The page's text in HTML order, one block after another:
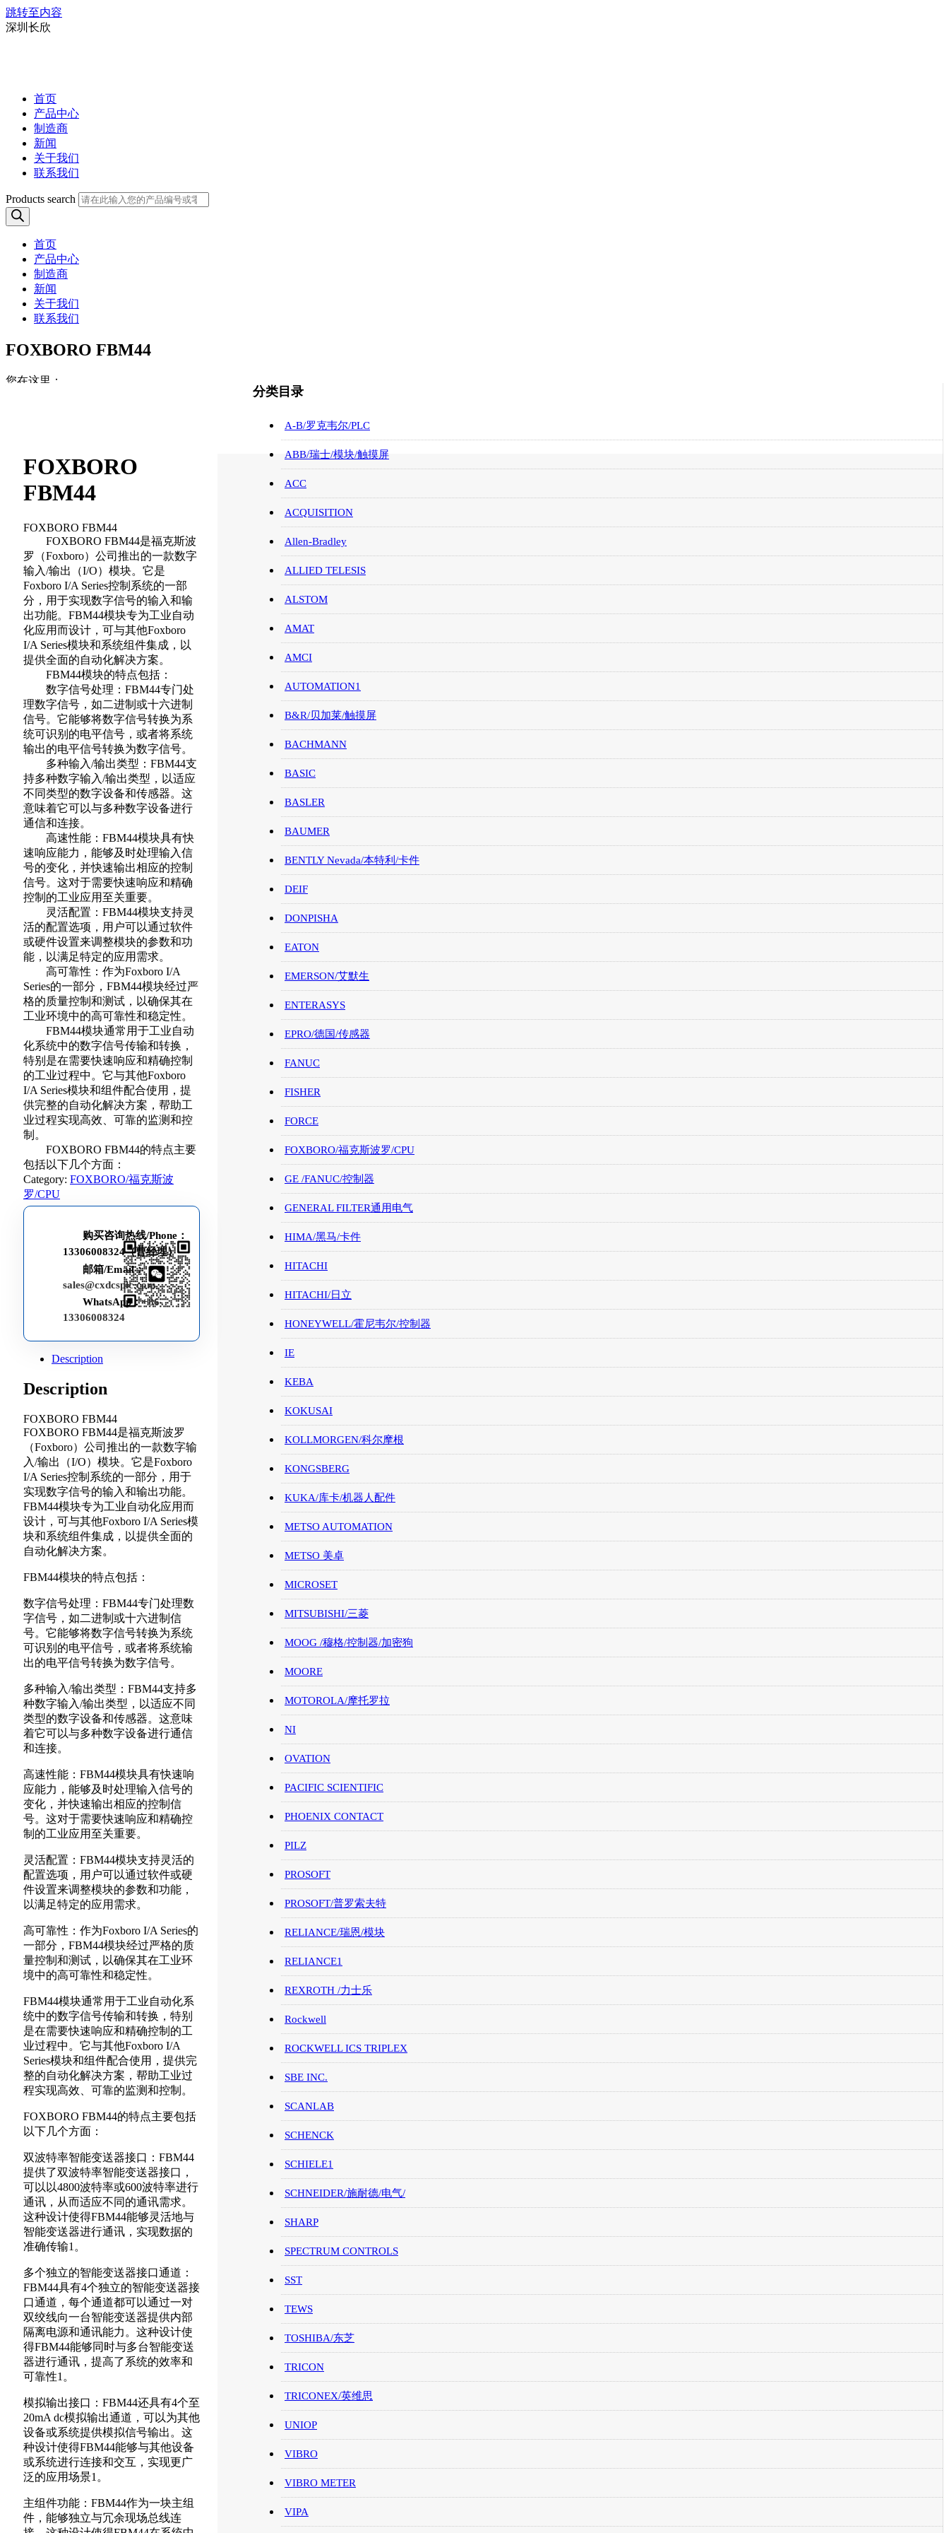
跳转至内容
深圳长欣
首页
产品中心
制造商
新闻
关于我们
联系我们
Products search
首页
产品中心
制造商
新闻
关于我们
联系我们
FOXBORO FBM44
您在这里：
FOXBORO
FBM44
FOXBORO FBM44
FOXBORO FBM44是福克斯波
罗（Foxboro）公司推出的一款数字
输入/输出（I/O）模块。它是
Foxboro I/A Series控制系统的一部
分，用于实现数字信号的输入和输
出功能。FBM44模块专为工业自动
化应用而设计，可与其他Foxboro
I/A Series模块和系统组件集成，以
提供全面的自动化解决方案。
FBM44模块的特点包括：
数字信号处理：FBM44专门处
理数字信号，如二进制或十六进制
信号。它能够将数字信号转换为系
统可识别的电平信号，或者将系统
输出的电平信号转换为数字信号。
多种输入/输出类型：FBM44支
持多种数字输入/输出类型，以适应
不同类型的数字设备和传感器。这
意味着它可以与多种数字设备进行
通信和连接。
高速性能：FBM44模块具有快
速响应能力，能够及时处理输入信
号的变化，并快速输出相应的控制
信号。这对于需要快速响应和精确
控制的工业应用至关重要。
灵活配置：FBM44模块支持灵
活的配置选项，用户可以通过软件
或硬件设置来调整模块的参数和功
能，以满足特定的应用需求。
高可靠性：作为Foxboro I/A
Series的一部分，FBM44模块经过严
格的质量控制和测试，以确保其在
工业环境中的高可靠性和稳定性。
FBM44模块通常用于工业自动
化系统中的数字信号传输和转换，
特别是在需要快速响应和精确控制
的工业过程中。它与其他Foxboro
I/A Series模块和组件配合使用，提
供完整的自动化解决方案，帮助工
业过程实现高效、可靠的监测和控
制。
FOXBORO FBM44的特点主要
包括以下几个方面：
Category: FOXBORO/福克斯波
罗/CPU
购买咨询热线/Phone：
13306008324（曹经理）
邮箱/Email：
sales@cxdcsplc.com
WhatsApp：+86-
13306008324
Description
Description
FOXBORO FBM44
FOXBORO FBM44是福克斯波罗
（Foxboro）公司推出的一款数字输
入/输出（I/O）模块。它是Foxboro
I/A Series控制系统的一部分，用于
实现数字信号的输入和输出功能。
FBM44模块专为工业自动化应用而
设计，可与其他Foxboro I/A Series模
块和系统组件集成，以提供全面的
自动化解决方案。
FBM44模块的特点包括：
数字信号处理：FBM44专门处理数
字信号，如二进制或十六进制信
号。它能够将数字信号转换为系统
可识别的电平信号，或者将系统输
出的电平信号转换为数字信号。
多种输入/输出类型：FBM44支持多
种数字输入/输出类型，以适应不同
类型的数字设备和传感器。这意味
着它可以与多种数字设备进行通信
和连接。
高速性能：FBM44模块具有快速响
应能力，能够及时处理输入信号的
变化，并快速输出相应的控制信
号。这对于需要快速响应和精确控
制的工业应用至关重要。
灵活配置：FBM44模块支持灵活的
配置选项，用户可以通过软件或硬
件设置来调整模块的参数和功能，
以满足特定的应用需求。
高可靠性：作为Foxboro I/A Series的
一部分，FBM44模块经过严格的质
量控制和测试，以确保其在工业环
境中的高可靠性和稳定性。
FBM44模块通常用于工业自动化系
统中的数字信号传输和转换，特别
是在需要快速响应和精确控制的工
业过程中。它与其他Foxboro I/A
Series模块和组件配合使用，提供完
整的自动化解决方案，帮助工业过
程实现高效、可靠的监测和控制。
FOXBORO FBM44的特点主要包括
以下几个方面：
双波特率智能变送器接口：FBM44
提供了双波特率智能变送器接口，
可以以4800波特率或600波特率进行
通讯，从而适应不同的通讯需求。
这种设计使得FBM44能够灵活地与
智能变送器进行通讯，实现数据的
准确传输1。
多个独立的智能变送器接口通道：
FBM44具有4个独立的智能变送器接
口通道，每个通道都可以通过一对
双绞线向一台智能变送器提供内部
隔离电源和通讯能力。这种设计使
得FBM44能够同时与多台智能变送
器进行通讯，提高了系统的效率和
可靠性1。
模拟输出接口：FBM44还具有4个至
20mA dc模拟输出通道，可以为其他
设备或系统提供模拟信号输出。这
种设计使得FBM44能够与其他设备
或系统进行连接和交互，实现更广
泛的应用场景1。
主组件功能：FBM44作为一块主组
件，能够独立与冗余现场总线连
分类目录
A-B/罗克韦尔/PLC
ABB/瑞士/模块/触摸屏
ACC
ACQUISITION
Allen-Bradley
ALLIED TELESIS
ALSTOM
AMAT
AMCI
AUTOMATION1
B&R/贝加莱/触摸屏
BACHMANN
BASIC
BASLER
BAUMER
BENTLY Nevada/本特利/卡件
DEIF
DONPISHA
EATON
EMERSON/艾默生
ENTERASYS
EPRO/德国/传感器
FANUC
FISHER
FORCE
FOXBORO/福克斯波罗/CPU
GE /FANUC/控制器
GENERAL FILTER通用电气
HIMA/黑马/卡件
HITACHI
HITACHI/日立
HONEYWELL/霍尼韦尔/控制器
IE
KEBA
KOKUSAI
KOLLMORGEN/科尔摩根
KONGSBERG
KUKA/库卡/机器人配件
METSO AUTOMATION
METSO 美卓
MICROSET
MITSUBISHI/三菱
MOOG /穆格/控制器/加密狗
MOORE
MOTOROLA/摩托罗拉
NI
OVATION
PACIFIC SCIENTIFIC
PHOENIX CONTACT
PILZ
PROSOFT
PROSOFT/普罗索夫特
RELIANCE/瑞恩/模块
RELIANCE1
REXROTH /力士乐
Rockwell
ROCKWELL ICS TRIPLEX
SBE INC.
SCANLAB
SCHENCK
SCHIELE1
SCHNEIDER/施耐德/电气/
SHARP
SPECTRUM CONTROLS
SST
TEWS
TOSHIBA/东芝
TRICON
TRICONEX/英维思
UNIOP
VIBRO
VIBRO METER
VIPA